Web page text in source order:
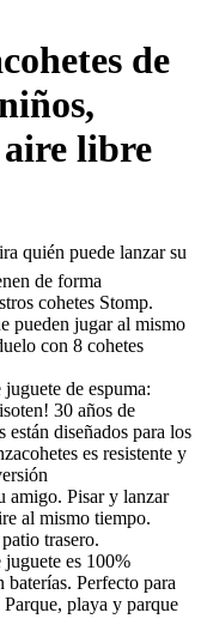
de
libre
quién puede lanzar su
de forma
cohetes Stomp.
pueden jugar al mismo
con 8 cohetes
de espuma:
30 años de
diseñados para los
es resistente y
amigo. Pisar y lanzar
al mismo tiempo.
trasero.
juguete es 100%
Perfecto para
playa y parque